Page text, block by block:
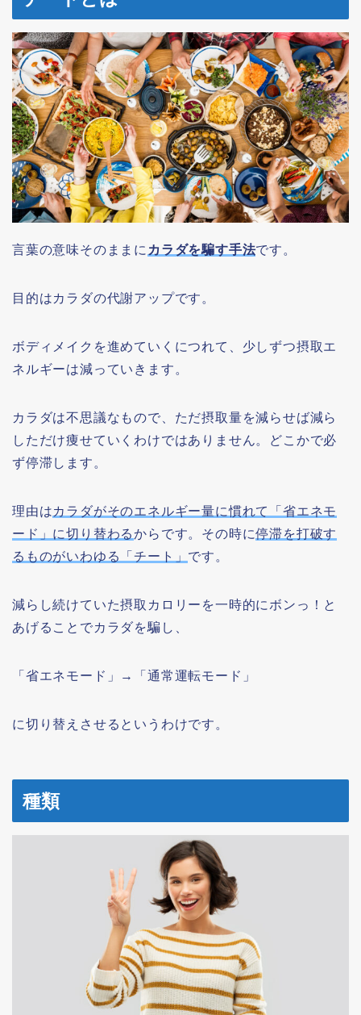
言葉の意味そのままに カラダを騙す手法です。
目的はカラダの代謝アップです。
ボディメイクを進めていくにつれて、少しずつ摂取エ
ネルギーは減っていきます。
カラダは不思議なもので、ただ摂取量を減らせば減ら
しただけ痩せていくわけではありません。どこかで必
ず停滞します。
理由はカラダがそのエネルギー量に慣れて「省エネモ
ード」に切り替わるからです。その時に停滞を打破す
るものがいわゆる「チート」 です。
減らし続けていた摂取カロリーを一時的にボンっ！と
あげることでカラダを騙し、
「省エネモード」→「通常運転モード」
に切り替えさせるというわけです。
種類